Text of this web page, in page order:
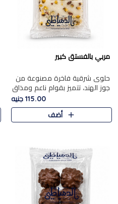
مربي بالفستق كبير
حلوى شرقية فاخرة مصنوعة من
جوز الهند، تتميز بقوام ناعم ومذاق
غني، وتزين بقطع من الفستق
الفاخر التي تضيف عليها قرمشة
115.00 جنيه
أضف